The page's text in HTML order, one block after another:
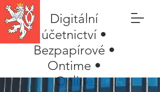
Digitální
účetnictví •
Bezpapírové •
Ontime •
Online